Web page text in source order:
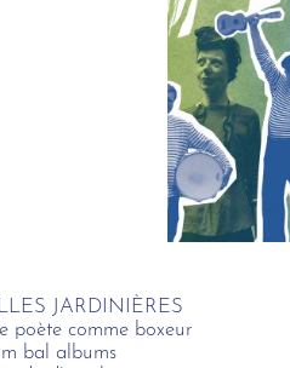
JARDINIÈRES
poète comme boxeur
bal albums